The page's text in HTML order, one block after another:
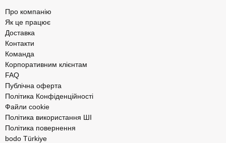
Про компанію
Як це працює
Доставка
Контакти
Команда
Корпоративним клієнтам
FAQ
Публічна оферта
Політика Конфіденційності
Файли cookie
Політика використання ШІ
Політика повернення
bodo Türkiye